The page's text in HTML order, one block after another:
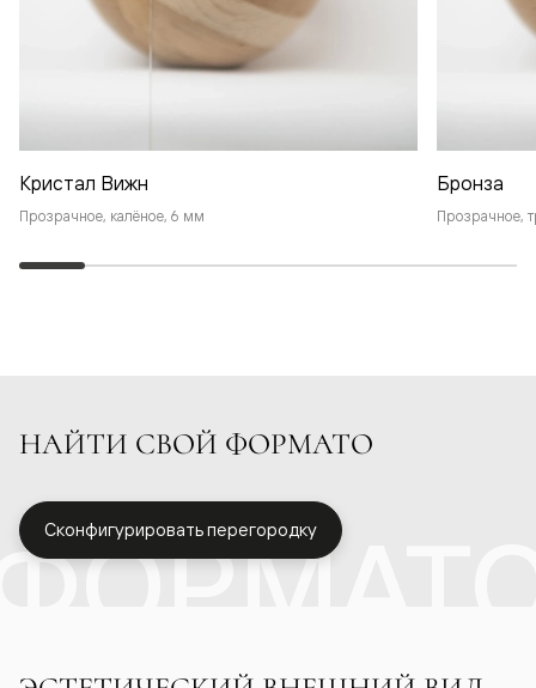
Кристал Вижн
Прозрачное, калёное, 6 мм
Бронза
Прозрачное,
НАЙТИ СВОЙ ФОРМАТО
Сконфигурировать перегородку